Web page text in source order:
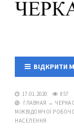
ВІДКРИТИ
17.01.2020 857
ГЛАВНАЯ →
МІЖВІДОМЧОЇ
НАСЕЛЕННЯ